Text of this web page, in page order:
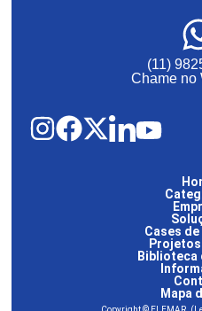
(11)
Chame no
Cases
Biblioteca
Mapa